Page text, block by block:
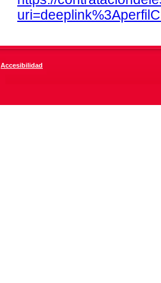
Accesibilidad